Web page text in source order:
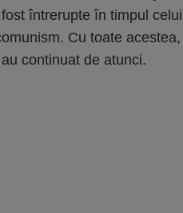
întrerupte în timpul celui
Cu toate acestea,
continuat de atunci.